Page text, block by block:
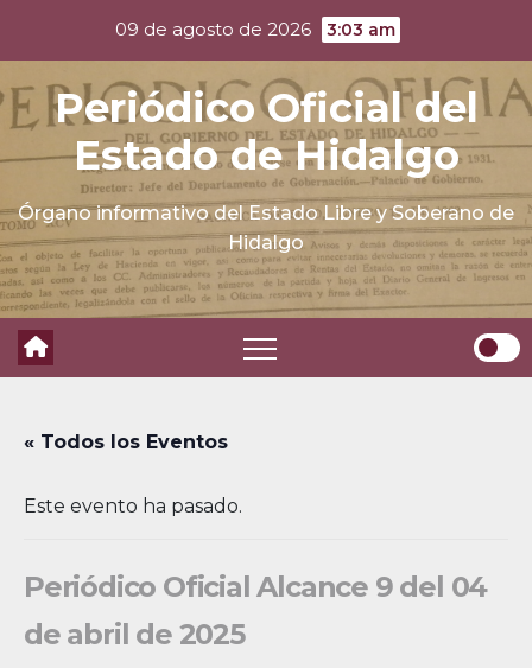
content
09 de agosto de 2026 3:03 am
Periódico Oficial del
Estado de Hidalgo
Órgano informativo del Estado Libre y Soberano de
Hidalgo
« Todos los Eventos
Este evento ha pasado.
Periódico Oficial Alcance 9 del 04
de abril de 2025